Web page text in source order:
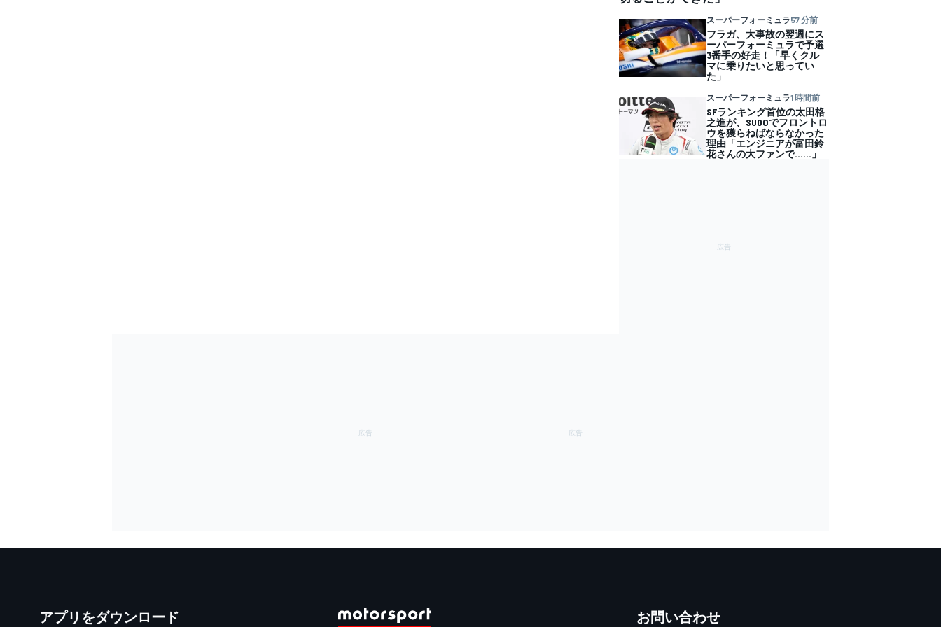
スーパーフォーミュラ57 分前
フラガ、大事故の翌週にス
ーパーフォーミュラで予選
3番手の好走！「早くクル
マに乗りたいと思ってい
た」
スーパーフォーミュラ1 時間前
SFランキング首位の太田格
之進が、SUGOでフロントロ
ウを獲らねばならなかった
理由「エンジニアが富田鈴
花さんの大ファンで……」
アプリをダウンロード お問い合わせ